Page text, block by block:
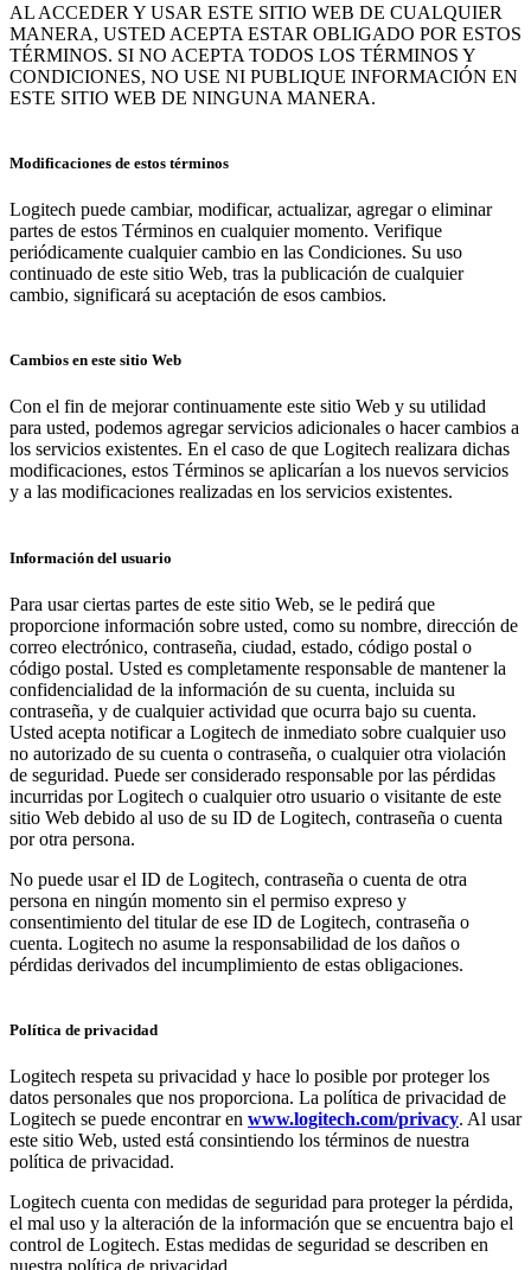
AL ACCEDER Y USAR ESTE SITIO WEB DE CUALQUIER
MANERA, USTED ACEPTA ESTAR OBLIGADO POR ESTOS
TÉRMINOS. SI NO ACEPTA TODOS LOS TÉRMINOS Y
CONDICIONES, NO USE NI PUBLIQUE INFORMACIÓN EN
ESTE SITIO WEB DE NINGUNA MANERA.
Modificaciones de estos términos
Logitech puede cambiar, modificar, actualizar, agregar o eliminar
partes de estos Términos en cualquier momento. Verifique
periódicamente cualquier cambio en las Condiciones. Su uso
continuado de este sitio Web, tras la publicación de cualquier
cambio, significará su aceptación de esos cambios.
Cambios en este sitio Web
Con el fin de mejorar continuamente este sitio Web y su utilidad
para usted, podemos agregar servicios adicionales o hacer cambios a
los servicios existentes. En el caso de que Logitech realizara dichas
modificaciones, estos Términos se aplicarían a los nuevos servicios
y a las modificaciones realizadas en los servicios existentes.
Información del usuario
Para usar ciertas partes de este sitio Web, se le pedirá que
proporcione información sobre usted, como su nombre, dirección de
correo electrónico, contraseña, ciudad, estado, código postal o
código postal. Usted es completamente responsable de mantener la
confidencialidad de la información de su cuenta, incluida su
contraseña, y de cualquier actividad que ocurra bajo su cuenta.
Usted acepta notificar a Logitech de inmediato sobre cualquier uso
no autorizado de su cuenta o contraseña, o cualquier otra violación
de seguridad. Puede ser considerado responsable por las pérdidas
incurridas por Logitech o cualquier otro usuario o visitante de este
sitio Web debido al uso de su ID de Logitech, contraseña o cuenta
por otra persona.
No puede usar el ID de Logitech, contraseña o cuenta de otra
persona en ningún momento sin el permiso expreso y
consentimiento del titular de ese ID de Logitech, contraseña o
cuenta. Logitech no asume la responsabilidad de los daños o
pérdidas derivados del incumplimiento de estas obligaciones.
Política de privacidad
Logitech respeta su privacidad y hace lo posible por proteger los
datos personales que nos proporciona. La política de privacidad de
Logitech se puede encontrar en www.logitech.com/privacy. Al usar
este sitio Web, usted está consintiendo los términos de nuestra
política de privacidad.
Logitech cuenta con medidas de seguridad para proteger la pérdida,
el mal uso y la alteración de la información que se encuentra bajo el
control de Logitech. Estas medidas de seguridad se describen en
nuestra política de privacidad.